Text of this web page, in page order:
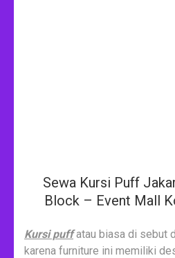
Sewa Kursi Puff
Block – Event Mall
Kursi puffatau biasa di sebut
karena furniture ini memiliki